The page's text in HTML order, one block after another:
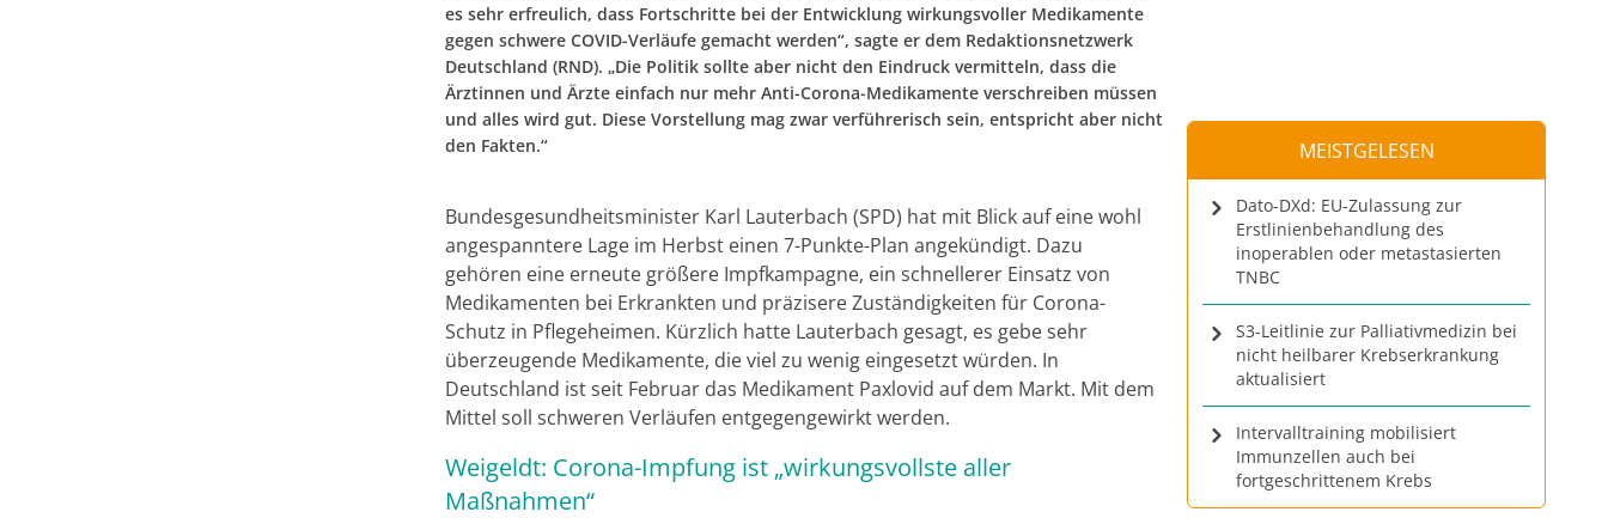
es sehr erfreulich, dass Fortschritte bei der Entwicklung wirkungsvoller Medikamente
gegen schwere COVID-Verläufe gemacht werden“, sagte er dem Redaktionsnetzwerk
Deutschland (RND). „Die Politik sollte aber nicht den Eindruck vermitteln, dass die
Ärztinnen und Ärzte einfach nur mehr Anti-Corona-Medikamente verschreiben müssen
und alles wird gut. Diese Vorstellung mag zwar verführerisch sein, entspricht aber nicht
den Fakten.“
Bundesgesundheitsminister Karl Lauterbach (SPD) hat mit Blick auf eine wohl
angespanntere Lage im Herbst einen 7-Punkte-Plan angekündigt. Dazu
gehören eine erneute größere Impfkampagne, ein schnellerer Einsatz von
Medikamenten bei Erkrankten und präzisere Zuständigkeiten für Corona-
Schutz in Pflegeheimen. Kürzlich hatte Lauterbach gesagt, es gebe sehr
überzeugende Medikamente, die viel zu wenig eingesetzt würden. In
Deutschland ist seit Februar das Medikament Paxlovid auf dem Markt. Mit dem
Mittel soll schweren Verläufen entgegengewirkt werden.
Weigeldt: Corona-Impfung ist „wirkungsvollste aller
Maßnahmen“
MEISTGELESEN
Dato-DXd: EU-Zulassung zur
Erstlinienbehandlung des
inoperablen oder metastasierten
TNBC
S3-Leitlinie zur Palliativmedizin bei
nicht heilbarer Krebserkrankung
aktualisiert
Intervalltraining mobilisiert
Immunzellen auch bei
fortgeschrittenem Krebs